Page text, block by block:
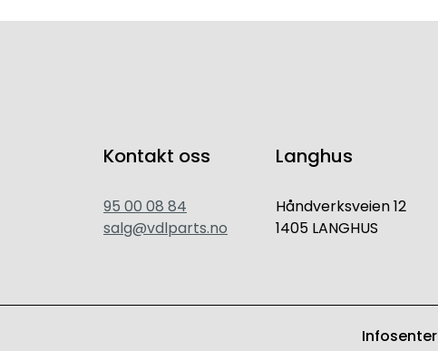
Kontakt oss
95 00 08 84
salg@vdlparts.no
Langhus
Håndverksveien 12
1405 LANGHUS
Infosenter